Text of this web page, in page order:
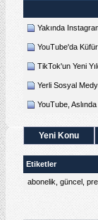
Yakında
YouTube'da
TikTok'un Yeni
Yerli Sosyal
YouTube,
Yeni Konu
Etiketler
abonelik güncel